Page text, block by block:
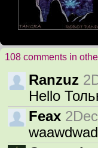
108 comments in
Ranzuz
Hello
Feax 2Dec